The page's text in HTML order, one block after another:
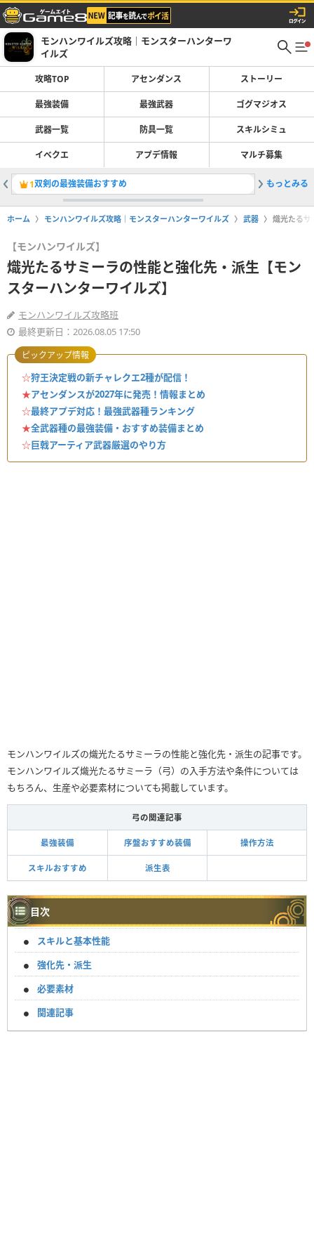
モンハンワイルズ攻略｜モンスターハンターワ
イルズ
攻略TOP アセンダンス ストーリー
最強装備 最強武器 ゴグマジオス
武器一覧 防具一覧 スキルシミュ
イベクエ アプデ情報 マルチ募集
1双剣の最強装備おすすめ 2ライト
もっとみる
ホーム モンハンワイルズ攻略｜モンスターハンターワイルズ 武器 熾光たるサ
【モンハンワイルズ】
熾光たるサミーラの性能と強化先・派生【モン
スターハンターワイルズ】
モンハンワイルズ攻略班
最終更新日：2026.08.05 17:50
☆狩王決定戦の新チャレクエ2種が配信！
★アセンダンスが2027年に発売！情報まとめ
☆最終アプデ対応！最強武器種ランキング
★全武器種の最強装備・おすすめ装備まとめ
☆巨戟アーティア武器厳選のやり方
ピックアップ情報
モンハンワイルズの熾光たるサミーラの性能と強化先・派生の記事です。
モンハンワイルズ熾光たるサミーラ（弓）の入手方法や条件については
もちろん、生産や必要素材についても掲載しています。
弓の関連記事
最強装備 序盤おすすめ装備 操作方法
スキルおすすめ 派生表
目次
スキルと基本性能
強化先・派生
必要素材
関連記事